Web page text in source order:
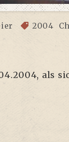
2004
als